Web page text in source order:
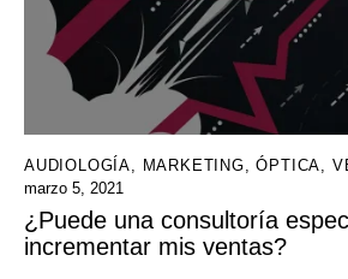
AUDIOLOGÍA, MARKETING,ÓPTICA,
marzo 5, 2021
¿Puede una consultoría
incrementar mis ventas?